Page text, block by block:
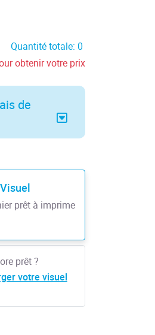
Quantité totale: 0
obtenir votre prix
de
prêt à imprime
prêt ?
votre visuel